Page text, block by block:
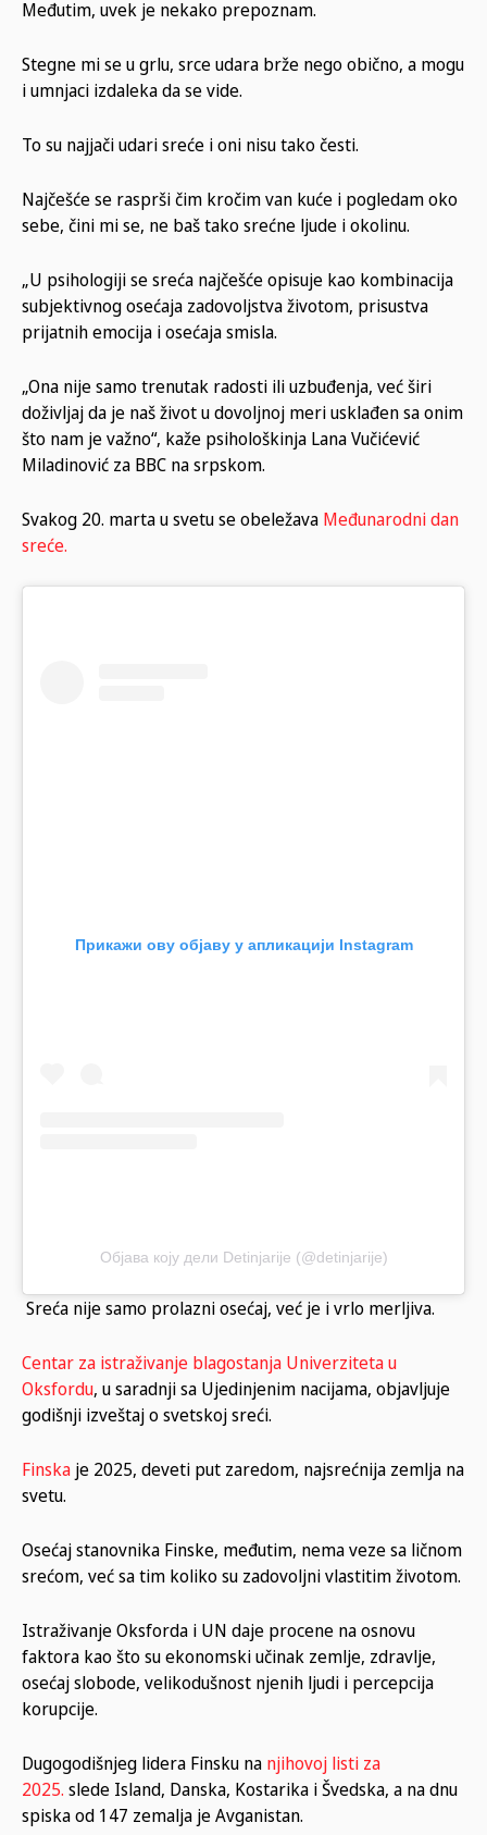
Međutim, uvek je nekako prepoznam.
Stegne mi se u grlu, srce udara brže nego obično, a mogu
i umnjaci izdaleka da se vide.
To su najjači udari sreće i oni nisu tako česti.
Najčešće se rasprši čim kročim van kuće i pogledam oko
sebe, čini mi se, ne baš tako srećne ljude i okolinu.
„U psihologiji se sreća najčešće opisuje kao kombinacija
subjektivnog osećaja zadovoljstva životom, prisustva
prijatnih emocija i osećaja smisla.
„Ona nije samo trenutak radosti ili uzbuđenja, već širi
doživljaj da je naš život u dovoljnoj meri usklađen sa onim
što nam je važno“, kaže psihološkinja Lana Vučićević
Miladinović za BBC na srpskom.
Svakog 20. marta u svetu se obeležava Međunarodni dan
sreće.
Прикажи ову објаву у апликацији Instagram
Објава коју дели Detinjarije (@detinjarije)
Sreća nije samo prolazni osećaj, već je i vrlo merljiva.
Centar za istraživanje blagostanja Univerziteta u
Oksfordu, u saradnji sa Ujedinjenim nacijama, objavljuje
godišnji izveštaj o svetskoj sreći.
Finska je 2025, deveti put zaredom, najsrećnija zemlja na
svetu.
Osećaj stanovnika Finske, međutim, nema veze sa ličnom
srećom, već sa tim koliko su zadovoljni vlastitim životom.
Istraživanje Oksforda i UN daje procene na osnovu
faktora kao što su ekonomski učinak zemlje, zdravlje,
osećaj slobode, velikodušnost njenih ljudi i percepcija
korupcije.
Dugogodišnjeg lidera Finsku na njihovoj listi za
2025. slede Island, Danska, Kostarika i Švedska, a na dnu
spiska od 147 zemalja je Avganistan.